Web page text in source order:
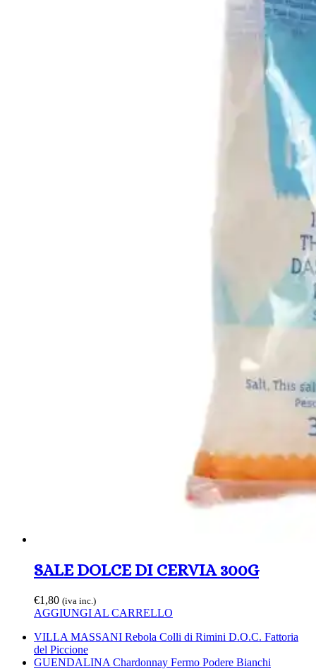
SALE DOLCE DI CERVIA 300G
€1,80 (iva inc.)
AGGIUNGI AL CARRELLO
Slide
precedente:
VILLA MASSANI Rebola Colli di Rimini D.O.C. Fattoria
del Piccione
visualizza
GUENDALINA Chardonnay Fermo Podere Bianchi